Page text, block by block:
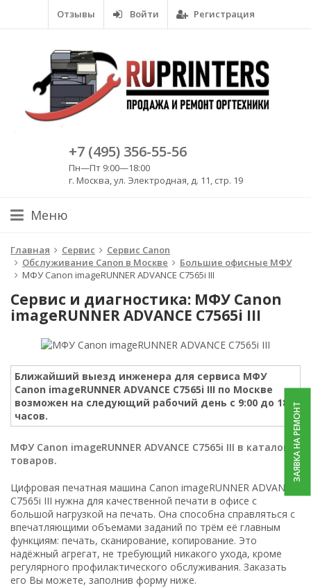
Отзывы Войти Регистрация
+7 (495) 356-55-56
Пн—Пт 9:00—18:00
г. Москва, ул. Электродная, д. 11, стр. 19
Меню
Главная Сервис
Сервис Canon
Обслуживание Canon в Москве
Большие офисные МФУ
МФУ Canon imageRUNNER ADVANCE C7565i III
Сервис и диагностика: МФУ Canon
imageRUNNER ADVANCE C7565i III
Ближайший выезд инженера для сервиса МФУ
Canon imageRUNNER ADVANCE C7565i III по Москве
возможен на следующий рабочий день с 9:00 до 18
часов.
МФУ Canon imageRUNNER ADVANCE C7565i III в каталоге
товаров.
Цифровая печатная машина Canon imageRUNNER ADVANCE
C7565i III нужна для качественной печати в офисе с
большой нагрузкой на печать. Она способна справляться с
впечатляющими объемами заданий по трём её главным
функциям: печать, сканирование, копирование. Это
надёжный агрегат, не требующий никакого ухода, кроме
регулярного профилактического обслуживания. Заказать
его Вы можете, заполнив форму ниже.
ЗАЯВКА НА РЕМОНТ